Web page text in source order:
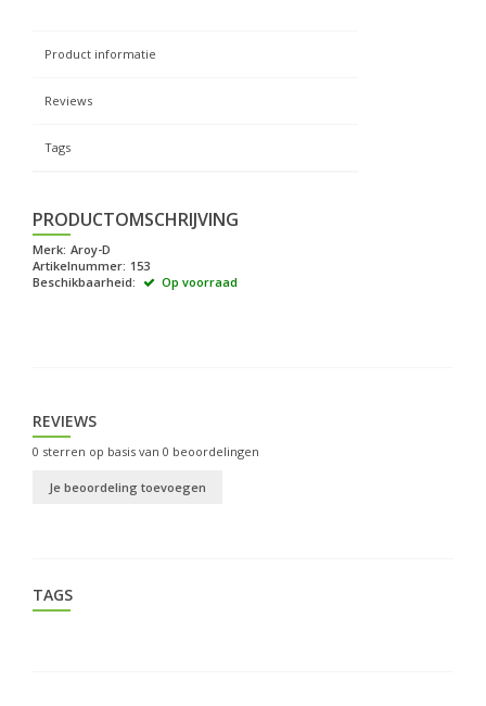
Product informatie
Reviews
Tags
PRODUCTOMSCHRIJVING
Merk: Aroy-D
Artikelnummer: 153
Beschikbaarheid:
Op voorraad
REVIEWS
0 sterren op basis van 0 beoordelingen
Je beoordeling toevoegen
TAGS